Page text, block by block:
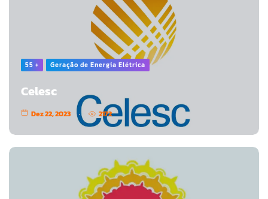
55 + Geração de Energia Elétrica
Celesc
Dez 22, 2023 2172